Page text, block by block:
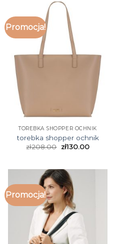
Promocja!
TOREBKA SHOPPER OCHNIK
torebka shopper ochnik
zł208.00 zł130.00
Promocja!